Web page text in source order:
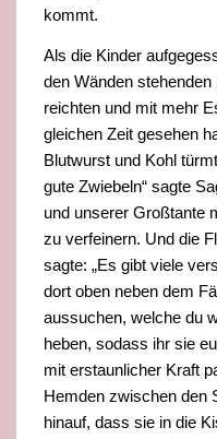
kommt.
Als die Kinder
den Wänden
reichten und mit mehr
gleichen Zeit gesehen
Blutwurst und Kohl
gute Zwiebeln“ sagte
und unserer Großtante
zu verfeinern. Und die
sagte: „Es gibt viele
dort oben neben dem
aussuchen, welche du
heben, sodass ihr sie
mit erstaunlicher Kraft
Hemden zwischen den
hinauf, dass sie in die